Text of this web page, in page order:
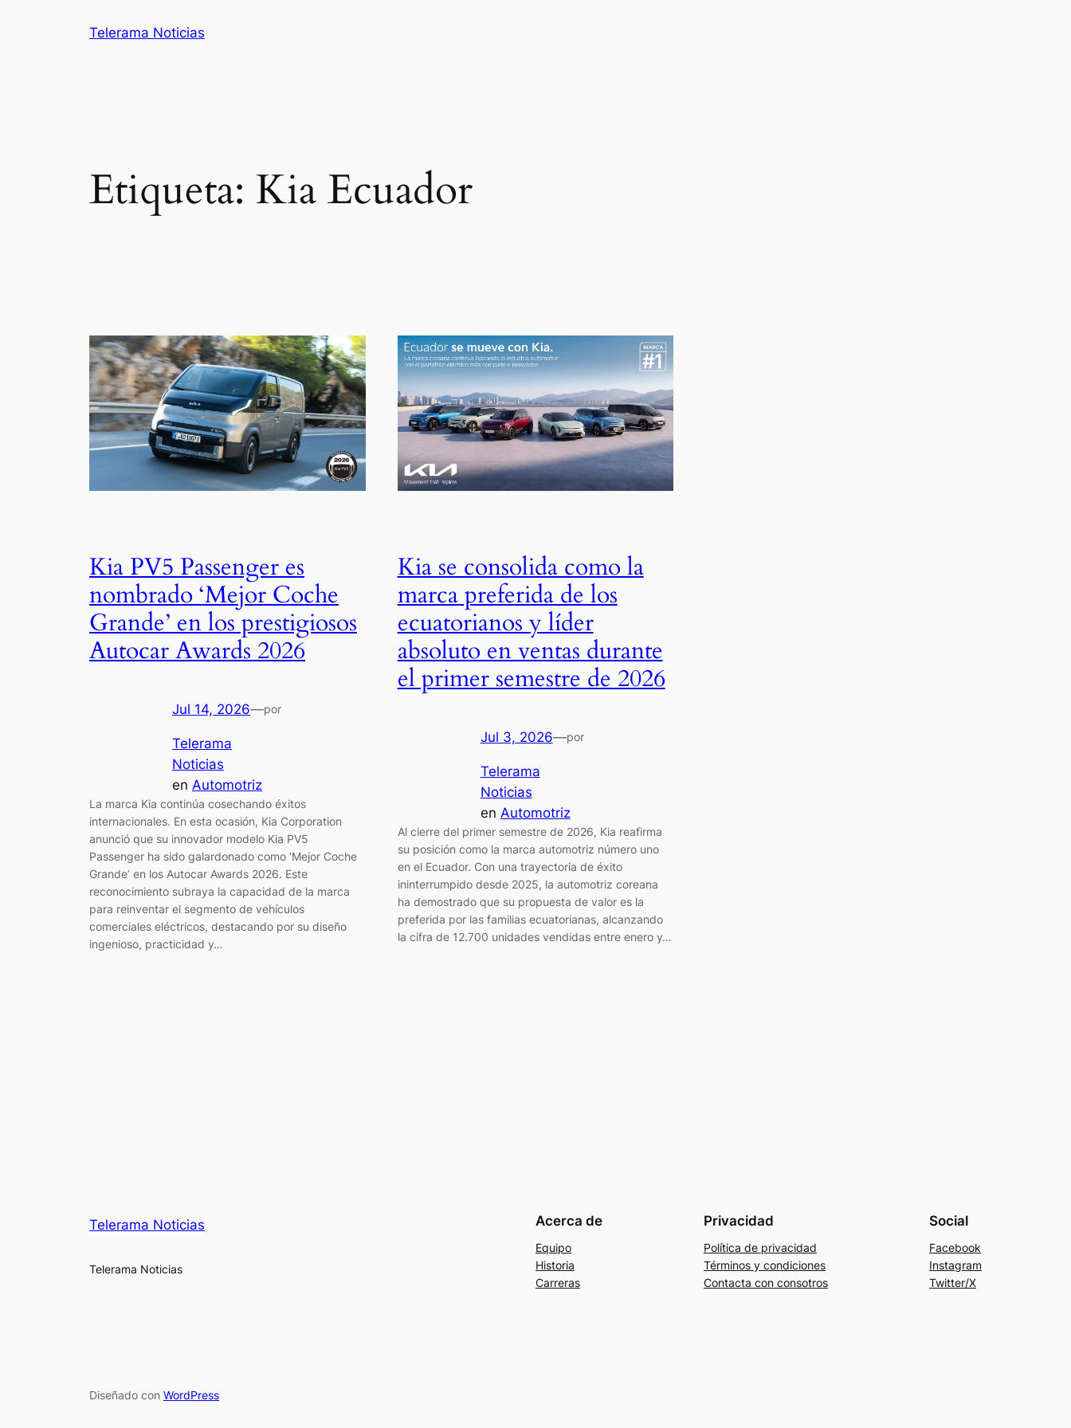
Telerama Noticias
Etiqueta: Kia Ecuador
Kia PV5 Passenger es
nombrado ‘Mejor Coche
Grande’ en los prestigiosos
Autocar Awards 2026
Jul 14, 2026—por
Telerama
Noticias
en Automotriz
La marca Kia continúa cosechando éxitos
internacionales. En esta ocasión, Kia Corporation
anunció que su innovador modelo Kia PV5
Passenger ha sido galardonado como ‘Mejor Coche
Grande’ en los Autocar Awards 2026. Este
reconocimiento subraya la capacidad de la marca
para reinventar el segmento de vehículos
comerciales eléctricos, destacando por su diseño
ingenioso, practicidad y…
Kia se consolida como la
marca preferida de los
ecuatorianos y líder
absoluto en ventas durante
el primer semestre de 2026
Jul 3, 2026—por
Telerama
Noticias
en Automotriz
Al cierre del primer semestre de 2026, Kia reafirma
su posición como la marca automotriz número uno
en el Ecuador. Con una trayectoria de éxito
ininterrumpido desde 2025, la automotriz coreana
ha demostrado que su propuesta de valor es la
preferida por las familias ecuatorianas, alcanzando
la cifra de 12.700 unidades vendidas entre enero y…
Telerama Noticias
Telerama Noticias
Acerca de
Equipo
Historia
Carreras
Privacidad
Política de privacidad
Términos y condiciones
Contacta con consotros
Social
Facebook
Instagram
Twitter/X
Diseñado con WordPress